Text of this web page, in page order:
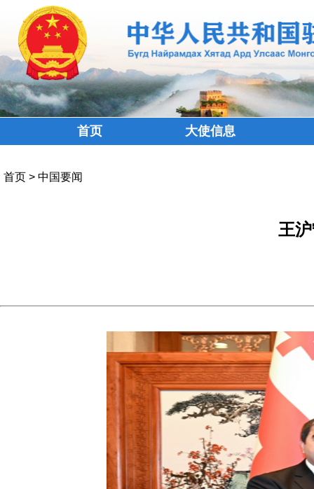
首页 大使信息
首页 > 中国要闻
王